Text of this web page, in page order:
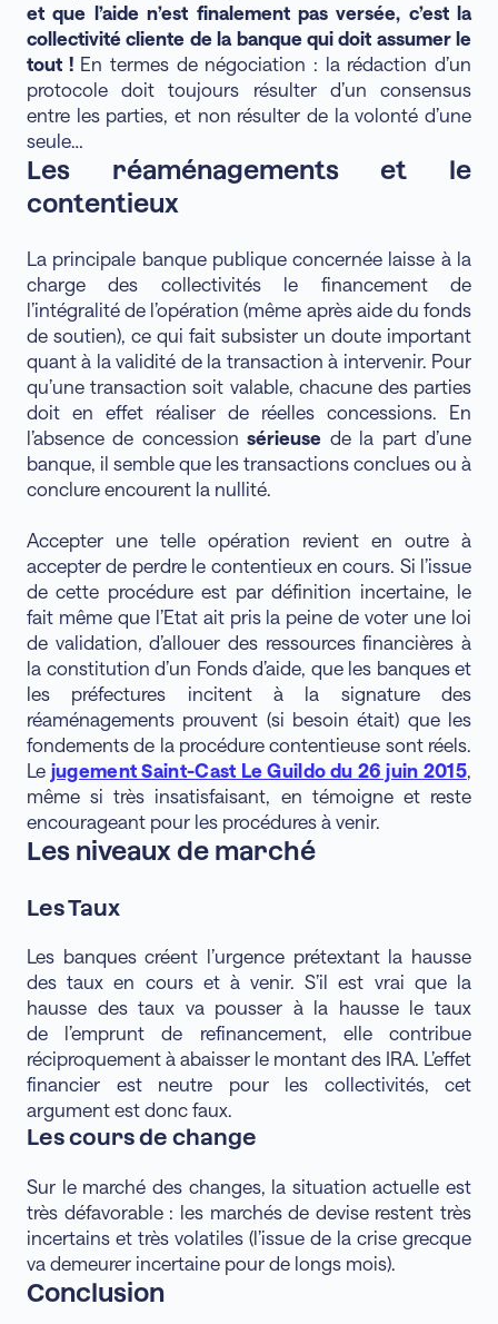
et que l’aide n’est finalement pas versée, c’est la
collectivité cliente de la banque qui doit assumer le
tout !En termes de négociation : la rédaction d’un
protocole doit toujours résulter d’un consensus
entre les parties, et non résulter de la volonté d’une
seule…
Les réaménagements et le
contentieux
La principale banque publique concernée laisse à la
charge des collectivités le financement de
l’intégralité de l’opération (même après aide du fonds
de soutien), ce qui fait subsister un doute important
quant à la validité de la transaction à intervenir. Pour
qu’une transaction soit valable, chacune des parties
doit en effet réaliser de réelles concessions. En
l’absence de concessionsérieuse de la part d’une
banque, il semble que les transactions conclues ou à
conclure encourent la nullité.
Accepter une telle opération revient en outre à
accepter de perdre le contentieux en cours. Si l’issue
de cette procédure est par définition incertaine, le
fait même que l’Etat ait pris la peine de voter une loi
de validation, d’allouer des ressources financières à
la constitution d’un Fonds d’aide, que les banques et
les préfectures incitent à la signature des
réaménagements prouvent (si besoin était) que les
fondements de la procédure contentieuse sont réels.
Le jugement Saint-Cast Le Guildo du 26 juin 2015
même si très insatisfaisant, en témoigne et reste
encourageant pour les procédures à venir.
Les niveaux de marché
Les Taux
Les banques créent l’urgence prétextant la hausse
des taux en cours et à venir. S’il est vrai que la
hausse des taux va pousser à la hausse le taux
de l’emprunt de refinancement, elle contribue
réciproquement à abaisser le montant des IRA. L’effet
financier est neutre pour les collectivités, cet
argument est donc faux.
Les cours de change
Sur le marché des changes, la situation actuelle est
très défavorable : les marchés de devise restent très
incertains et très volatiles (l’issue de la crise grecque
va demeurer incertaine pour de longs mois).
Conclusion